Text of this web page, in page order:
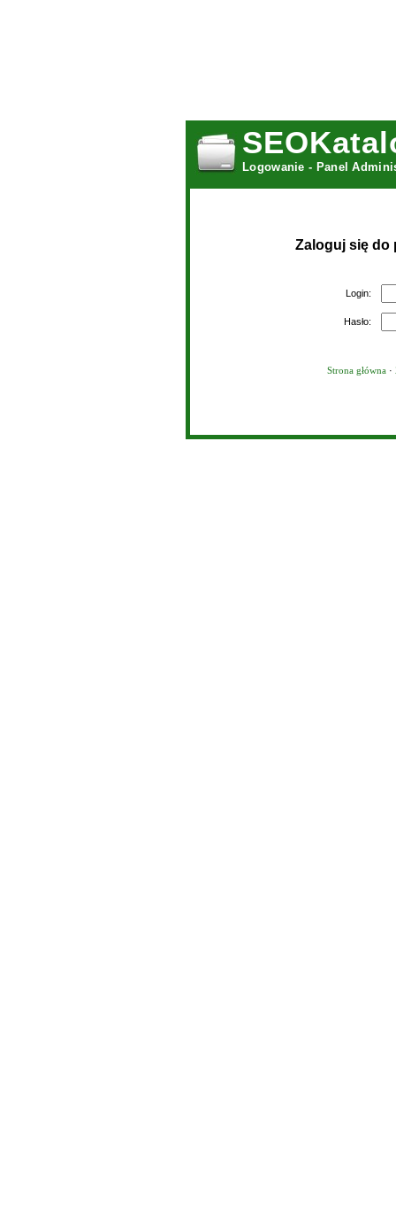
Logowanie - Panel
Zaloguj się do
Login:
Hasło:
Strona główna·